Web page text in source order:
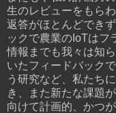
生のレビューをもら
返答がほとんどでき
ックで農業のIoTはフ
情報までも我々は知
いたフィードバック
う研究など、私たち
き、また新たな課題
向けて計画的、かつ